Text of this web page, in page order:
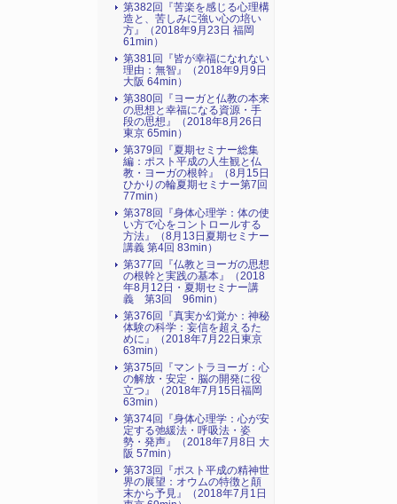
第382回『苦楽を感じる心理構
造と、苦しみに強い心の培い
方』（2018年9月23日 福岡
61min）
第381回『皆が幸福になれない
理由：無智』（2018年9月9日
大阪 64min）
第380回『ヨーガと仏教の本来
の思想と幸福になる資源・手
段の思想』（2018年8月26日
東京 65min）
第379回『夏期セミナー総集
編：ポスト平成の人生観と仏
教・ヨーガの根幹』（8月15日
ひかりの輪夏期セミナー第7回
77min）
第378回『身体心理学：体の使
い方で心をコントロールする
方法』（8月13日夏期セミナー
講義 第4回 83min）
第377回『仏教とヨーガの思想
の根幹と実践の基本』（2018
年8月12日・夏期セミナー講
義 第3回 96min）
第376回『真実か幻覚か：神秘
体験の科学：妄信を超えるた
めに』（2018年7月22日東京
63min）
第375回『マントラヨーガ：心
の解放・安定・脳の開発に役
立つ』（2018年7月15日福岡
63min）
第374回『身体心理学：心が安
定する弛緩法・呼吸法・姿
勢・発声』（2018年7月8日 大
阪 57min）
第373回『ポスト平成の精神世
界の展望：オウムの特徴と顛
末から予見』（2018年7月1日